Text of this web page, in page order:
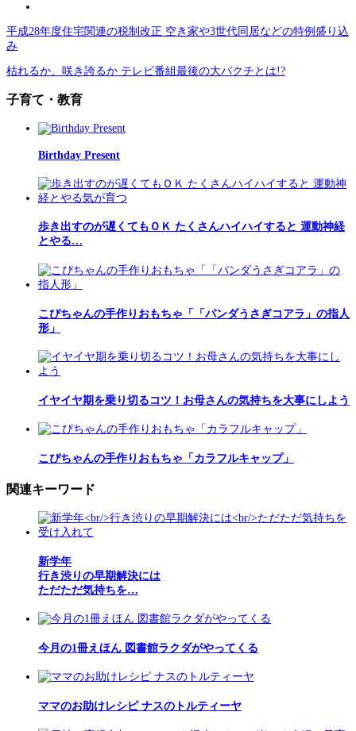
平成28年度住宅関連の税制改正 空き家や3世代同居などの特例盛り込
み
枯れるか、咲き誇るか テレビ番組最後の大バクチとは!?
子育て・教育
Birthday Present
歩き出すのが遅くてもＯＫ たくさんハイハイすると 運動神経
とやる…
こぴちゃんの手作りおもちゃ「「パンダうさぎコアラ」の指人
形」
イヤイヤ期を乗り切るコツ！お母さんの気持ちを大事にしよう
こぴちゃんの手作りおもちゃ「カラフルキャップ」
関連キーワード
新学年
行き渋りの早期解決には
ただただ気持ちを…
今月の1冊えほん 図書館ラクダがやってくる
ママのお助けレシピ ナスのトルティーヤ